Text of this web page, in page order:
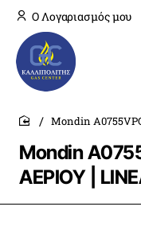
O Λογαριασμός μου
Mondin
ΑΕΡΙΟΥ |
home
Mondin